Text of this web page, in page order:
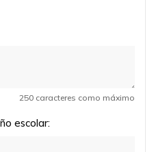
250 caracteres como máximo
escolar: